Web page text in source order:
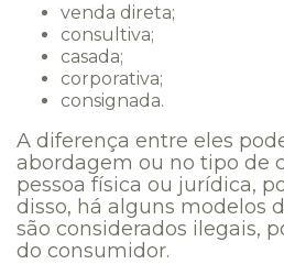
venda direta;
consultiva;
casada;
corporativa;
consignada.
A diferença entre eles
abordagem ou no tipo de
pessoa física ou jurídica,
disso, há alguns modelos
são considerados ilegais,
do consumidor.